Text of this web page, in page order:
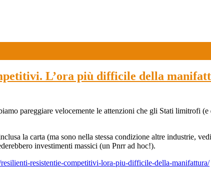
L’ora più difficile della
pareggiare velocemente le attenzioni che gli Stati limitrofi
la carta (ma sono nella stessa condizione altre
investimenti massici (un Pnrr ad hoc!).
resistentie-competitivi-lora-piu-difficile-della-manifattura/